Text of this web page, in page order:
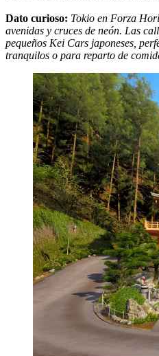
Dato curioso: Tokio en Forza
avenidas y cruces de neón. Las
pequeños Kei Cars japoneses,
tranquilos o para reparto de